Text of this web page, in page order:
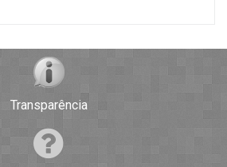
Transparência